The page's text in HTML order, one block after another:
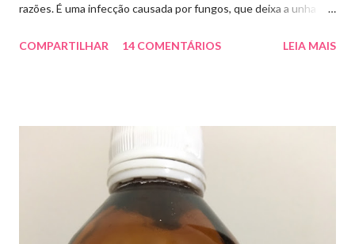
razões. É uma infecção causada por fungos, que deixa a unha
descolar da pele. As causas mais comuns dessas micoses é por
micose de unha é feito com esmaltes antifúngicos ou remédios
orais ,ou para aplicação local receitados pelo dermatologista. O
tempo para tratamento pode variar de 06 meses a um ano. Para
quem prefere tratamentos caseiros , pode aplicar óleo de cravo
duas vezes ao dia. Eu já passei por isso, pelo uso de muito
COMPARTILHAR 14 COMENTÁRIOS LEIA MAIS